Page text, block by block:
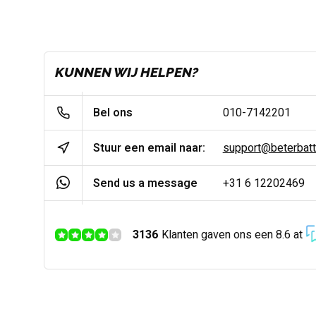
KUNNEN WIJ HELPEN?
Bel ons 010-7142201
Stuur een email naar:
Send us a message +31 6 12202469
3136 Klanten gaven ons een 8.6 at